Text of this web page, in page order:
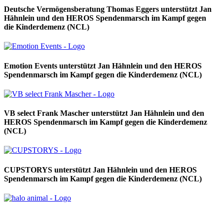
Deutsche Vermögensberatung Thomas Eggers unterstützt Jan
Hähnlein und den HEROS Spendenmarsch im Kampf gegen
die Kinderdemenz (NCL)
Emotion Events unterstützt Jan Hähnlein und den HEROS
Spendenmarsch im Kampf gegen die Kinderdemenz (NCL)
VB select Frank Mascher unterstützt Jan Hähnlein und den
HEROS Spendenmarsch im Kampf gegen die Kinderdemenz
(NCL)
CUPSTORYS unterstützt Jan Hähnlein und den HEROS
Spendenmarsch im Kampf gegen die Kinderdemenz (NCL)